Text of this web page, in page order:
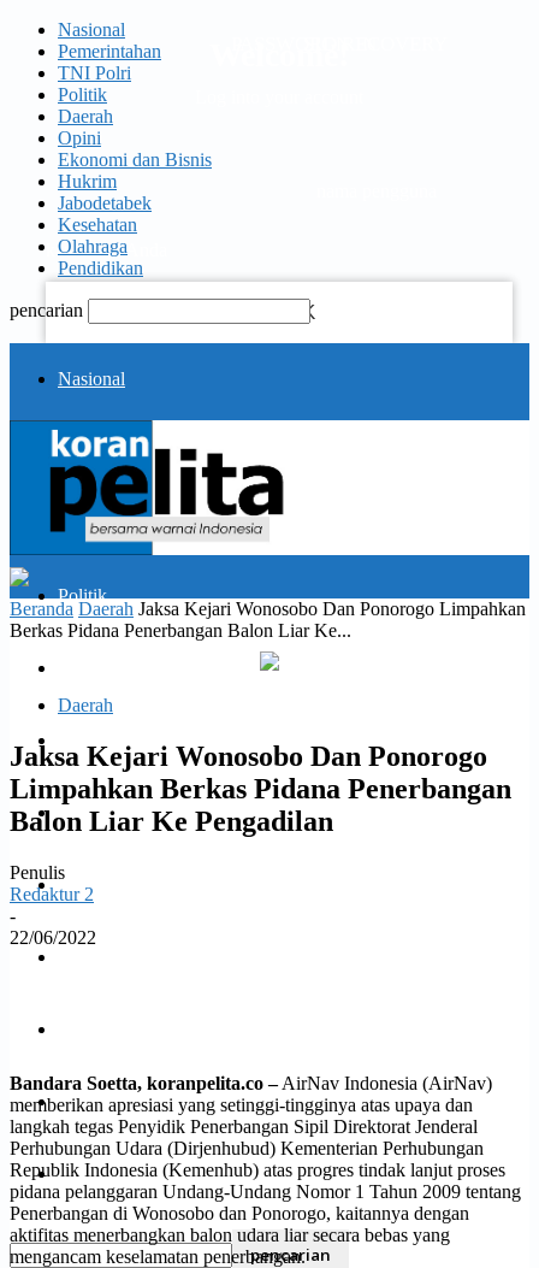
Nasional
Pemerintahan
TNI Polri
Politik
Daerah
Opini
Ekonomi dan Bisnis
Hukrim
Jabodetabek
Kesehatan
Olahraga
Pendidikan
kata sandi Anda
Memulihkan kata sandi anda
pencarian
KORAN
PELITA
Nasional
Pemerintahan
TNI Polri
Politik
Ekonomi dan Bisnis
Hukrim
Olahraga
Pendidikan
Beranda Daerah Jaksa Kejari Wonosobo Dan Ponorogo Limpahkan
Berkas Pidana Penerbangan Balon Liar Ke...
Daerah
Jaksa Kejari Wonosobo Dan Ponorogo
Limpahkan Berkas Pidana Penerbangan
Balon Liar Ke Pengadilan
Penulis
Redaktur 2
-
22/06/2022
Bandara Soetta, koranpelita.co –AirNav Indonesia (AirNav)
memberikan apresiasi yang setinggi-tingginya atas upaya dan
langkah tegas Penyidik Penerbangan Sipil Direktorat Jenderal
Perhubungan Udara (Dirjenhubud) Kementerian Perhubungan
Republik Indonesia (Kemenhub) atas progres tindak lanjut proses
pidana pelanggaran Undang-Undang Nomor 1 Tahun 2009 tentang
Penerbangan di Wonosobo dan Ponorogo, kaitannya dengan
aktifitas menerbangkan balon udara liar secara bebas yang
mengancam keselamatan penerbangan.